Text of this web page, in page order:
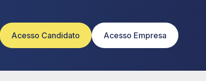
Acesso Candidato Acesso Empresa